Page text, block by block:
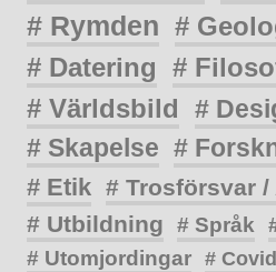
# Rymden #
# Datering #
# Världsbild
#
# Skapelse #
# Etik # Trosförsvar
# Utbildning
# Språk
# Utomjordingar #